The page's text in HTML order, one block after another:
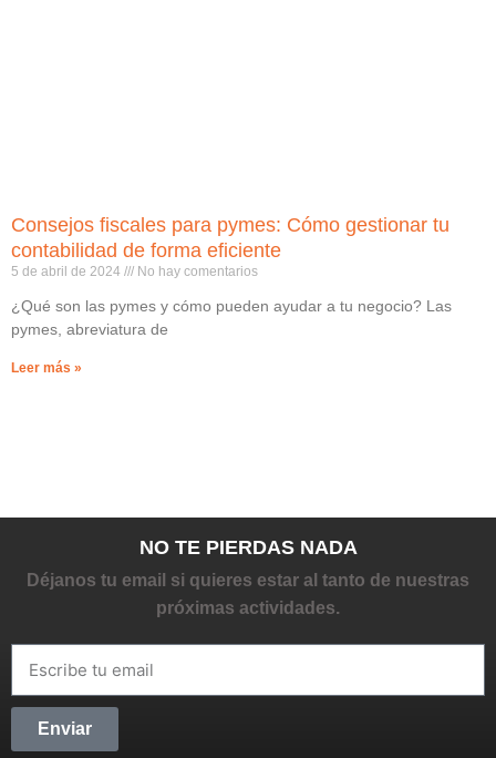
Consejos fiscales para pymes: Cómo gestionar tu
contabilidad de forma eficiente
5 de abril de 2024 No hay comentarios
¿Qué son las pymes y cómo pueden ayudar a tu negocio? Las
pymes, abreviatura de
Leer más »
NO TE PIERDAS NADA
Déjanos tu email si quieres estar al tanto de nuestras
próximas actividades.
Enviar